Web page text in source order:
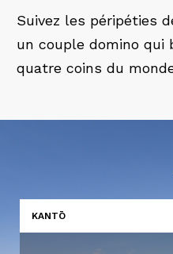
Suivez les péripéties
un couple domino qui
quatre coins du
KANTŌ